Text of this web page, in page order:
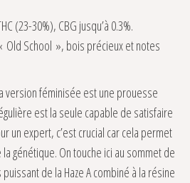
(23-30%), CBG jusqu’à 0.3%.
Old School », bois précieux et notes
version féminisée est une prouesse
est la seule capable de satisfaire
un expert, c’est crucial car cela permet
génétique. On touche ici au sommet de
de la Haze A combiné à la résine